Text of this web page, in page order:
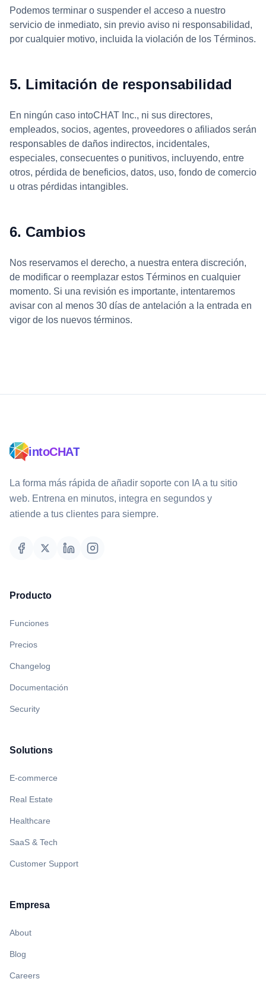
Podemos terminar o suspender el acceso a nuestro
servicio de inmediato, sin previo aviso ni responsabilidad,
por cualquier motivo, incluida la violación de los Términos.
5. Limitación de responsabilidad
En ningún caso intoCHAT Inc., ni sus directores,
empleados, socios, agentes, proveedores o afiliados serán
responsables de daños indirectos, incidentales,
especiales, consecuentes o punitivos, incluyendo, entre
otros, pérdida de beneficios, datos, uso, fondo de comercio
u otras pérdidas intangibles.
6. Cambios
Nos reservamos el derecho, a nuestra entera discreción,
de modificar o reemplazar estos Términos en cualquier
momento. Si una revisión es importante, intentaremos
avisar con al menos 30 días de antelación a la entrada en
vigor de los nuevos términos.
intoCHAT
La forma más rápida de añadir soporte con IA a tu sitio
web. Entrena en minutos, integra en segundos y
atiende a tus clientes para siempre.
Producto
Funciones
Precios
Changelog
Documentación
Security
Solutions
E-commerce
Real Estate
Healthcare
SaaS & Tech
Customer Support
Empresa
About
Blog
Careers